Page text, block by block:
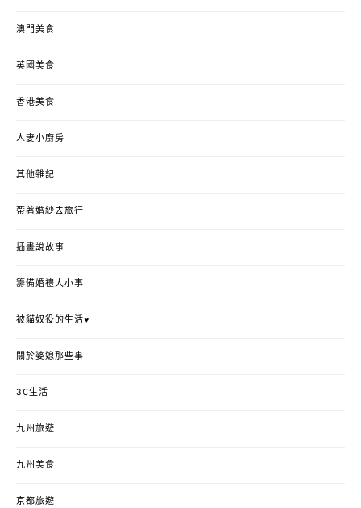
澳門美食
英國美食
香港美食
人妻小廚房
其他雜記
帶著婚紗去旅行
插畫說故事
籌備婚禮大小事
被貓奴役的生活♥
關於婆媳那些事
3C生活
九州旅遊
九州美食
京都旅遊